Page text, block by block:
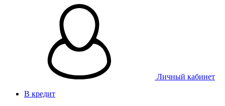
Личный кабинет
В кредит